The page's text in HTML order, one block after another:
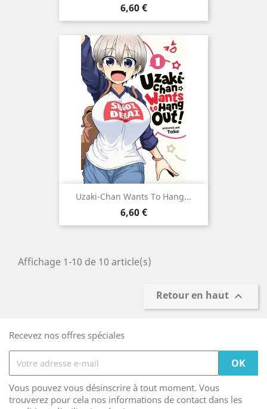
Prix
6,60 €
Uzaki-Chan Wants To Hang...
Prix
6,60 €
Affichage 1-10 de 10 article(s)
Retour en haut 
Recevez nos offres spéciales
Vous pouvez vous désinscrire à tout moment. Vous
trouverez pour cela nos informations de contact dans les